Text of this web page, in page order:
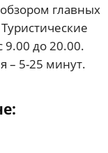
главных
9.00 до 20.00.
– 5-25 минут.